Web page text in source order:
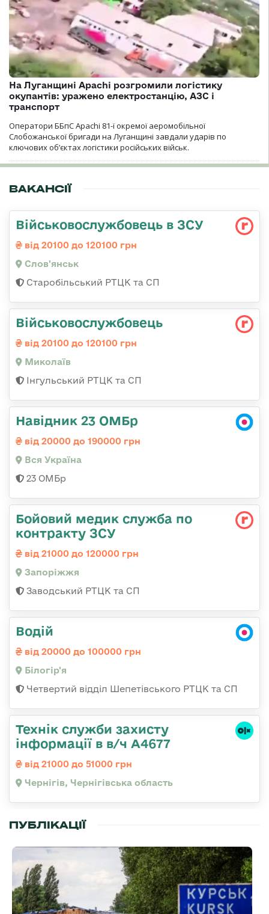
На Луганщині Apachi розгромили логістику
окупантів: уражено електростанцію, АЗС і
транспорт
Оператори ББпС Apachi 81-ї окремої аеромобільної
Слобожанської бригади на Луганщині завдали ударів по
ключових об’єктах логістики російських військ.
ВАКАНСІЇ
Військовослужбовець в ЗСУ
від 20100 до 120100 грн
Слов'янськ
Старобільський РТЦК та СП
Військовослужбовець
від 20100 до 120100 грн
Миколаїв
Інгульський РТЦК та СП
Навідник 23 ОМБр
від 20000 до 190000 грн
Вся Україна
23 ОМБр
Бойовий медик служба по
контракту ЗСУ
від 21000 до 120000 грн
Запоріжжя
Заводський РТЦК та СП
Водій
від 20000 до 100000 грн
Білогір'я
Четвертий відділ Шепетівського РТЦК та СП
Технік служби захисту
інформації в в/ч А4677
від 21000 до 51000 грн
Чернігів, Чернігівська область
ПУБЛІКАЦІЇ